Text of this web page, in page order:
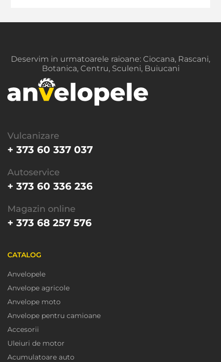
Deservim in urmatoarele raioane: Ciocana, Rascani,
Botanica, Centru, Sculeni, Buiucani
Vulcanizare
+ 373 60 337 037
Autoservice
+ 373 60 336 236
Magazin online
+ 373 68 257 576
CATALOG
Anvelopele
Anvelope agricole
Anvelope moto
Anvelope pentru camioane
Accesorii
Uleiuri de motor
Acumulatoare auto